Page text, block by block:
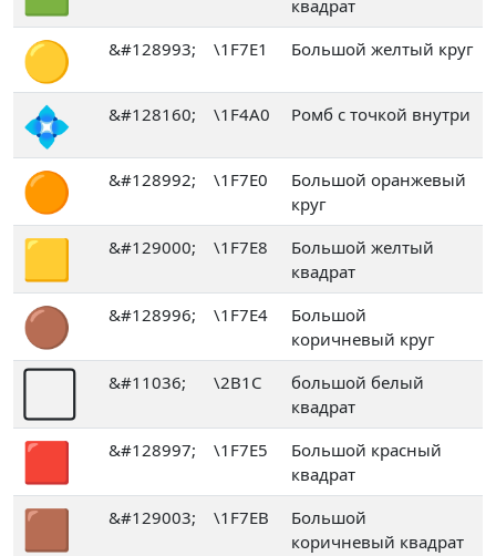
квадрат
🟡 &#128993; \1F7E1 Большой желтый круг
💠 &#128160; \1F4A0 Ромб с точкой внутри
🟠 &#128992; \1F7E0
Большой оранжевый
круг
🟨 &#129000; \1F7E8
Большой желтый
квадрат
🟤 &#128996; \1F7E4
Большой
коричневый круг
&#11036; \2B1C
большой белый
квадрат
🟥 &#128997; \1F7E5
Большой красный
квадрат
🟫 &#129003; \1F7EB
Большой
коричневый квадрат